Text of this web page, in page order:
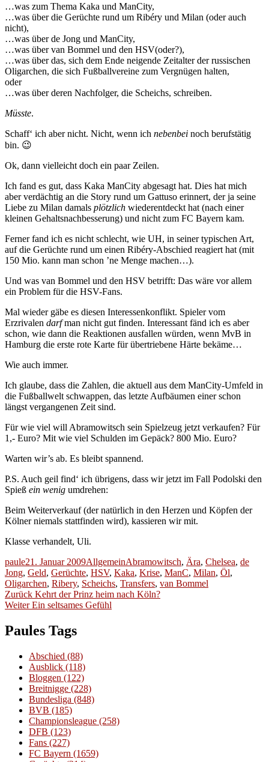
…was zum Thema Kaka und ManCity,
…was über die Gerüchte rund um Ribéry und Milan (oder auch
nicht),
…was über de Jong und ManCity,
…was über van Bommel und den HSV(oder?),
…was über das, sich dem Ende neigende Zeitalter der russischen
Oligarchen, die sich Fußballvereine zum Vergnügen halten,
oder
…was über deren Nachfolger, die Scheichs, schreiben.
Müsste.
Schaff‘ ich aber nicht. Nicht, wenn ich nebenbei noch berufstätig
bin. 😉
Ok, dann vielleicht doch ein paar Zeilen.
Ich fand es gut, dass Kaka ManCity abgesagt hat. Dies hat mich
aber verdächtig an die Story rund um Gattuso erinnert, der ja seine
Liebe zu Milan damals plötzlich wiederentdeckt hat (nach einer
kleinen Gehaltsnachbesserung) und nicht zum FC Bayern kam.
Ferner fand ich es nicht schlecht, wie UH, in seiner typischen Art,
auf die Gerüchte rund um einen Ribéry-Abschied reagiert hat (mit
150 Mio. kann man schon ’ne Menge machen…).
Und was van Bommel und den HSV betrifft: Das wäre vor allem
ein Problem für die HSV-Fans.
Mal wieder gäbe es diesen Interessenkonflikt. Spieler vom
Erzrivalen darfman nicht gut finden. Interessant fänd ich es aber
schon, wie dann die Reaktionen ausfallen würden, wenn MvB in
Hamburg die erste rote Karte für übertriebene Härte bekäme…
Wie auch immer.
Ich glaube, dass die Zahlen, die aktuell aus dem ManCity-Umfeld in
die Fußballwelt schwappen, das letzte Aufbäumen einer schon
längst vergangenen Zeit sind.
Für wie viel will Abramowitsch sein Spielzeug jetzt verkaufen? Für
1,- Euro? Mit wie viel Schulden im Gepäck? 800 Mio. Euro?
Warten wir’s ab. Es bleibt spannend.
P.S. Auch geil find‘ ich übrigens, dass wir jetzt im Fall Podolski den
Spieß ein wenig umdrehen:
Beim Weiterverkauf (der natürlich in den Herzen und Köpfen der
Kölner niemals stattfinden wird), kassieren wir mit.
Klasse verhandelt, Uli.
Autor
pauleVeröffentlicht
am
21. Januar 2009Kategorien
AllgemeinSchlagwörter
Abramowitsch, Ära, Chelsea, de
Jong, Geld, Gerüchte, HSV, Kaka, Krise, ManC, Milan, Öl,
Oligarchen, Ribery, Scheichs, Transfers, van Bommel
Beitragsnavigation
Zurück Vorheriger
Beitrag:
Kehrt der Prinz heim nach Köln?
Weiter Nächster
Ein seltsames Gefühl
Paules Tags
Abschied (88)
Ausblick (118)
Bloggen (122)
Breitnigge (228)
Bundesliga (848)
BVB (185)
Championsleague (258)
DFB (123)
Fans (227)
FC Bayern (1659)